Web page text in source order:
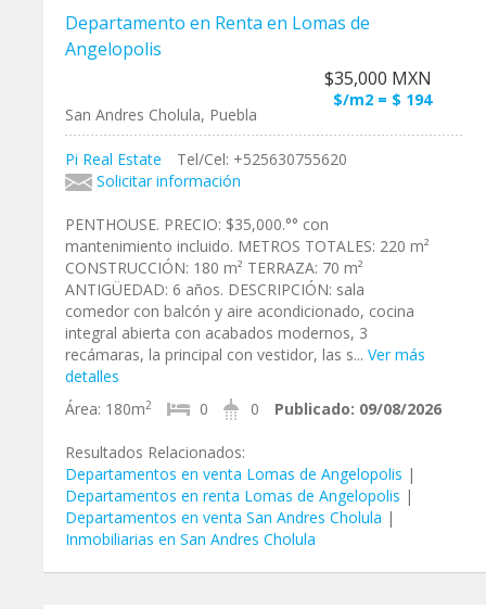
Departamento en Renta en Lomas de
Angelopolis
$35,000 MXN
$/m2 = $ 194
San Andres Cholula, Puebla
Pi Real Estate
Tel/Cel: +525630755620
Solicitar información
PENTHOUSE. PRECIO: $35,000.°° con
mantenimiento incluido. METROS TOTALES: 220 m²
CONSTRUCCIÓN: 180 m² TERRAZA: 70 m²
ANTIGÜEDAD: 6 años. DESCRIPCIÓN: sala
comedor con balcón y aire acondicionado, cocina
integral abierta con acabados modernos, 3
recámaras, la principal con vestidor, las s... Ver más
detalles
Área: 180m2 0 0 Publicado: 09/08/2026
Resultados Relacionados:
Departamentos en venta Lomas de Angelopolis |
Departamentos en renta Lomas de Angelopolis |
Departamentos en venta San Andres Cholula |
Inmobiliarias en San Andres Cholula